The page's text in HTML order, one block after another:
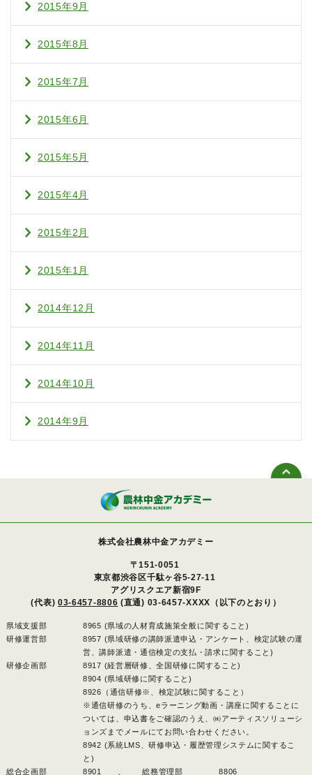
2015年9月
2015年8月
2015年7月
2015年6月
2015年5月
2015年4月
2015年2月
2015年1月
2014年12月
2014年11月
2014年10月
2014年9月
株式会社農林中金アカデミー
〒151-0051
東京都渋谷区千駄ヶ谷5-27-11
アグリスクエア新宿9F
(代表) 03-6457-8806 (直通) 03-6457-XXXX（以下のとおり）
県域支援部
8965 (県域の人材育成施策全般に関すること)
研修運営部
8957 (県域研修の講師派遣申込・アンケート、検定試験の運
営、講師派遣・通信検定の支払・請求に関すること)
研修企画部
8917 (経営層研修、全国研修に関すること)
8904 (県域研修に関すること)
8926（通信研修※、検定試験に関すること）
※通信研修のうち、eラーニング動画・講座に関することに
ついては、申込書をご確認のうえ、㈱アーティスソリューシ
ョンズまでメールにてお問い合わせください。
8942 (系統LMS、研修申込・履歴管理システムに関するこ
と)
総合企画部
8901 、総務管理部 8806